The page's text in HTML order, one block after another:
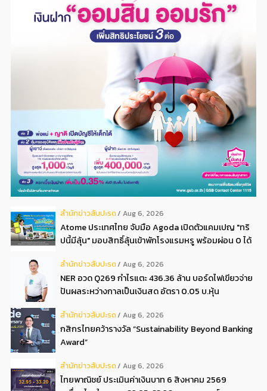
สํานักข่าวสับปะรด Aug 6, 2026
Atome ประเทศไทย จับมือ Agoda เปิดตัวแคมเปญ "ทริ
ปนี้มีลุ้น" มอบสิทธิ์ลุ้นเข้าพักโรงแรมหรู พร้อมผ่อน 0 ได้
สํานักข่าวสับปะรด Aug 6, 2026
NER อวด Q269 กำไรแตะ 436.36 ล้าน บอร์ดไฟเขียวจ่าย
ปันผลระหว่างกาลเป็นเงินสด อัตรา 0.05 บ.หุ้น
สํานักข่าวสับปะรด Aug 6, 2026
กสิกรไทยคว้ารางวัล “Sustainability Beyond Banking
Award”
สํานักข่าวสับปะรด Aug 6, 2026
ไทยพาณิชย์ ประเมินค่าเงินบาท 6 สิงหาคม 2569